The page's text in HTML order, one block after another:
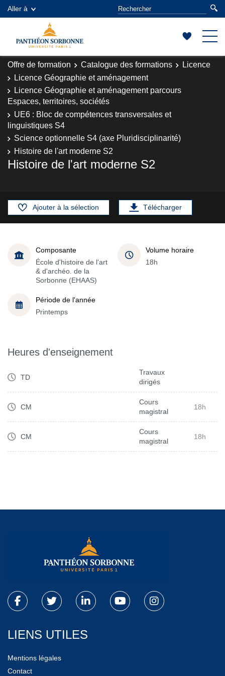
Aller à
Offre de formation Catalogue des formations
Licence
Licence Géographie et aménagement
Licence Géographie et aménagement parcours
Espaces, territoires, sociétés
UE6 : Bloc de compétences transversales et
linguistiques S4
Science optionnelle S4 (axe Pluridisciplinarité)
Histoire de l'art moderne S2
Histoire de l'art moderne S2
Ajouter à la sélection Télécharger
Composante
École d'histoire de l'art
& d'archéo. de la
Sorbonne (EHAAS)
Volume horaire
18h
Période de l'année
Printemps
Heures d'enseignement
TD
Travaux
dirigés
CM
Cours
magistral
18h
CM
Cours
magistral
18h
LIENS UTILES
Mentions légales
Contact